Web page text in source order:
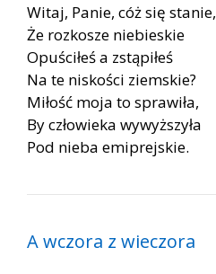
Witaj, Panie, cóż się stanie,
Że rozkosze niebieskie
Opuściłeś a zstąpiłeś
Na te niskości ziemskie?
Miłość moja to sprawiła,
By człowieka wywyższyła
Pod nieba emiprejskie.
A wczora z wieczora